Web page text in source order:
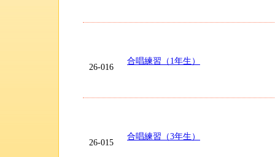
26-016
合唱練習（1年生）
26-015
合唱練習（3年生）